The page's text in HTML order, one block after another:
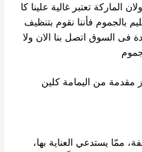
الماركة تعتبر غالية علينا كا
بالجموم فأننا نقوم بتنظيف
فى السوق اتصل بنا الان ولا
مقدمة من اليمامة كلين
ممّا يستدعي العناية بها،